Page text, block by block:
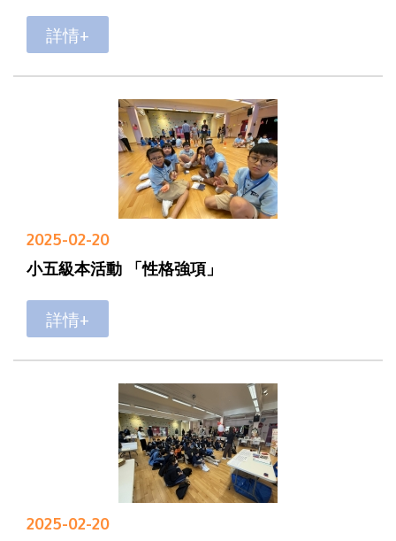
詳情+
2025-02-20
小五級本活動 「性格強項」
詳情+
2025-02-20